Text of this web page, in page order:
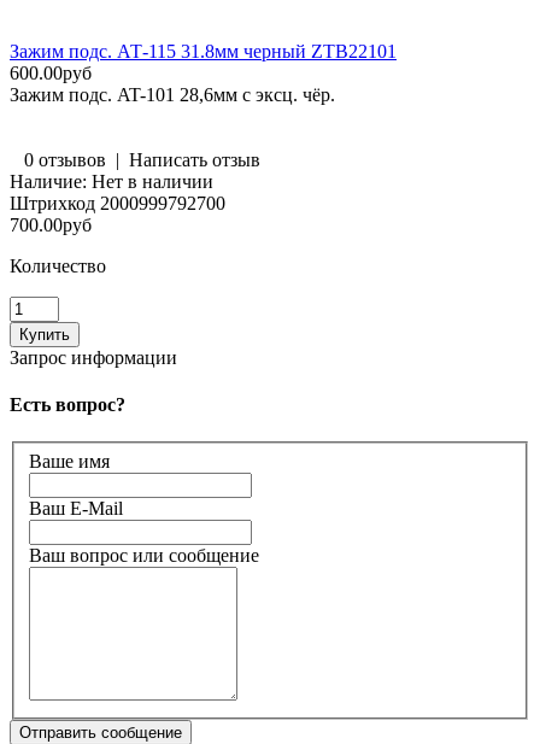
Зажим подс. АТ-115 31.8мм черный ZTB22101
600.00руб
Зажим подс. AT-101 28,6мм с эксц. чёр.
0 отзывов | Написать отзыв
Наличие: Нет в наличии
Штрихкод 2000999792700
700.00руб
Количество
Запрос информации
Есть вопрос?
Ваше имя
Ваш E-Mail
Ваш вопрос или сообщение